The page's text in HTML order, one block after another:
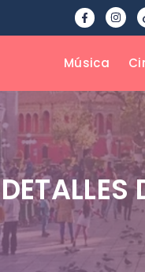
Música
DETALLES